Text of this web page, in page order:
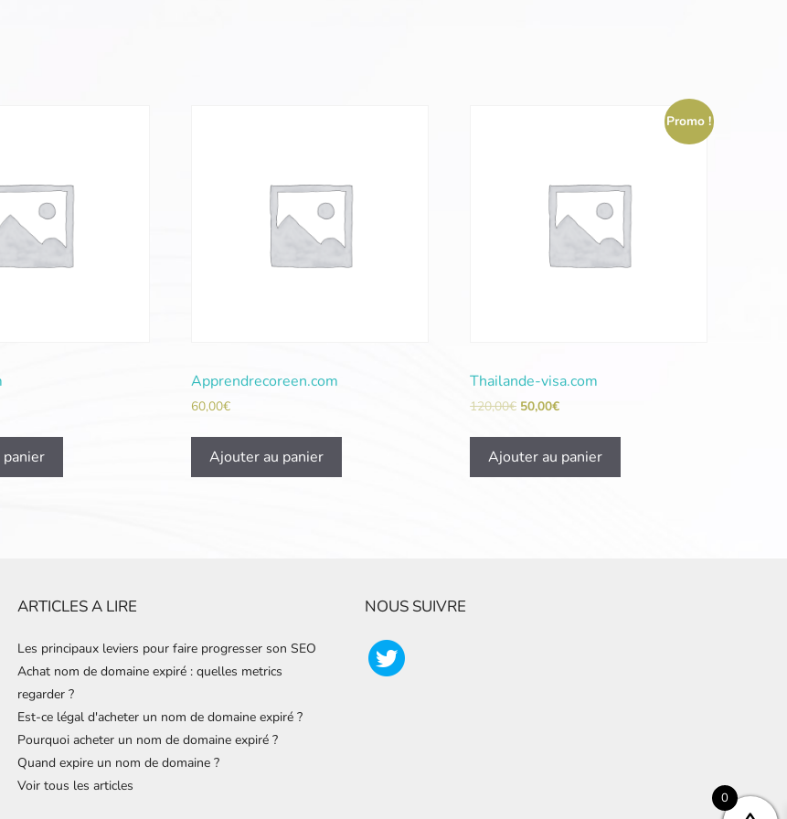
Apprendrecoreen.com
60,00€
Ajouter au panier
Promo !
Thailande-visa.com
120,00€ 50,00€
Ajouter au panier
ARTICLES A LIRE
Les principaux leviers pour faire progresser son SEO
Achat nom de domaine expiré : quelles metrics
regarder ?
Est-ce légal d'acheter un nom de domaine expiré ?
Pourquoi acheter un nom de domaine expiré ?
Quand expire un nom de domaine ?
Voir tous les articles
NOUS SUIVRE
0